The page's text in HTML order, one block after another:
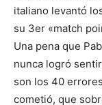
italiano levantó
su 3er «match
Una pena que
nunca logró
son los 40
cometió, que